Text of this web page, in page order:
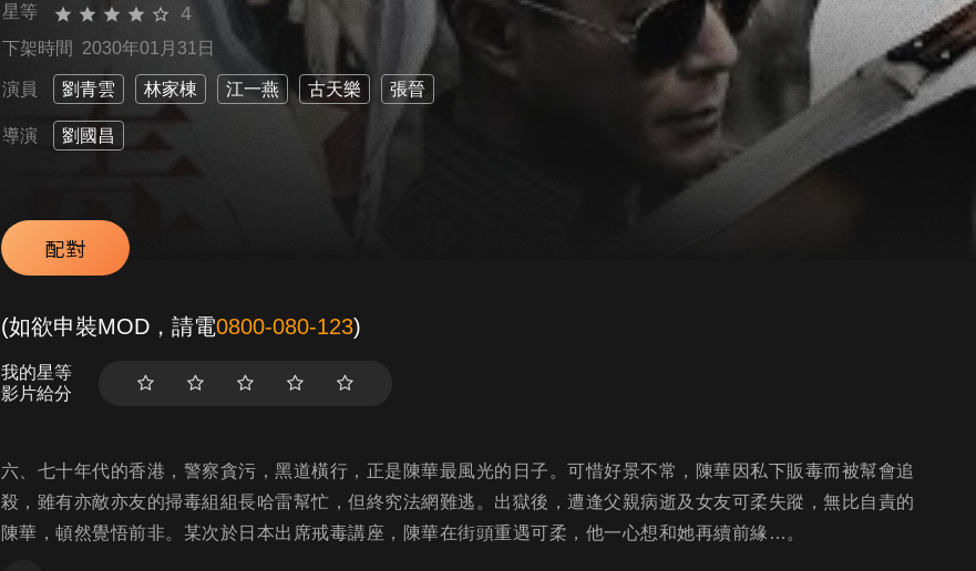
星等 4
下架時間 2030年01月31日
演員 劉青雲 林家棟 江一燕 古天樂 張晉
導演 劉國昌
配對
(如欲申裝MOD，請電0800-080-123)
我的星等
影片給分
六、七十年代的香港，警察貪污，黑道橫行，正是陳華最風光的日子。可惜好景不常，陳華因私下販毒而被幫會追
殺，雖有亦敵亦友的掃毒組組長哈雷幫忙，但終究法網難逃。出獄後，遭逢父親病逝及女友可柔失蹤，無比自責的
陳華，頓然覺悟前非。某次於日本出席戒毒講座，陳華在街頭重遇可柔，他一心想和她再續前緣…。